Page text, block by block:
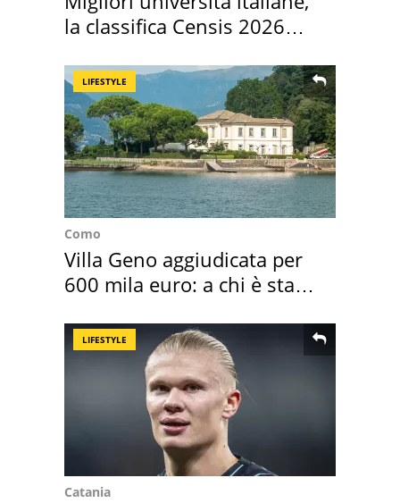
la classifica Censis 2026
LIFESTYLE
Como
Villa Geno aggiudicata per
600 mila euro: a chi è stata
LIFESTYLE
Catania